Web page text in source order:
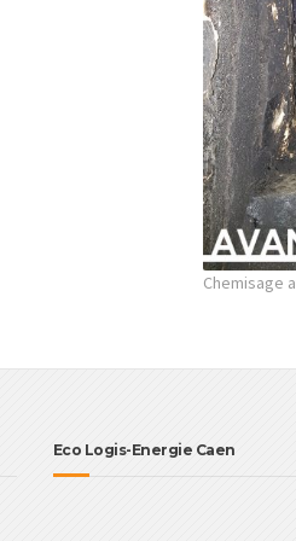
Chemisage
Eco Logis-Energie Caen